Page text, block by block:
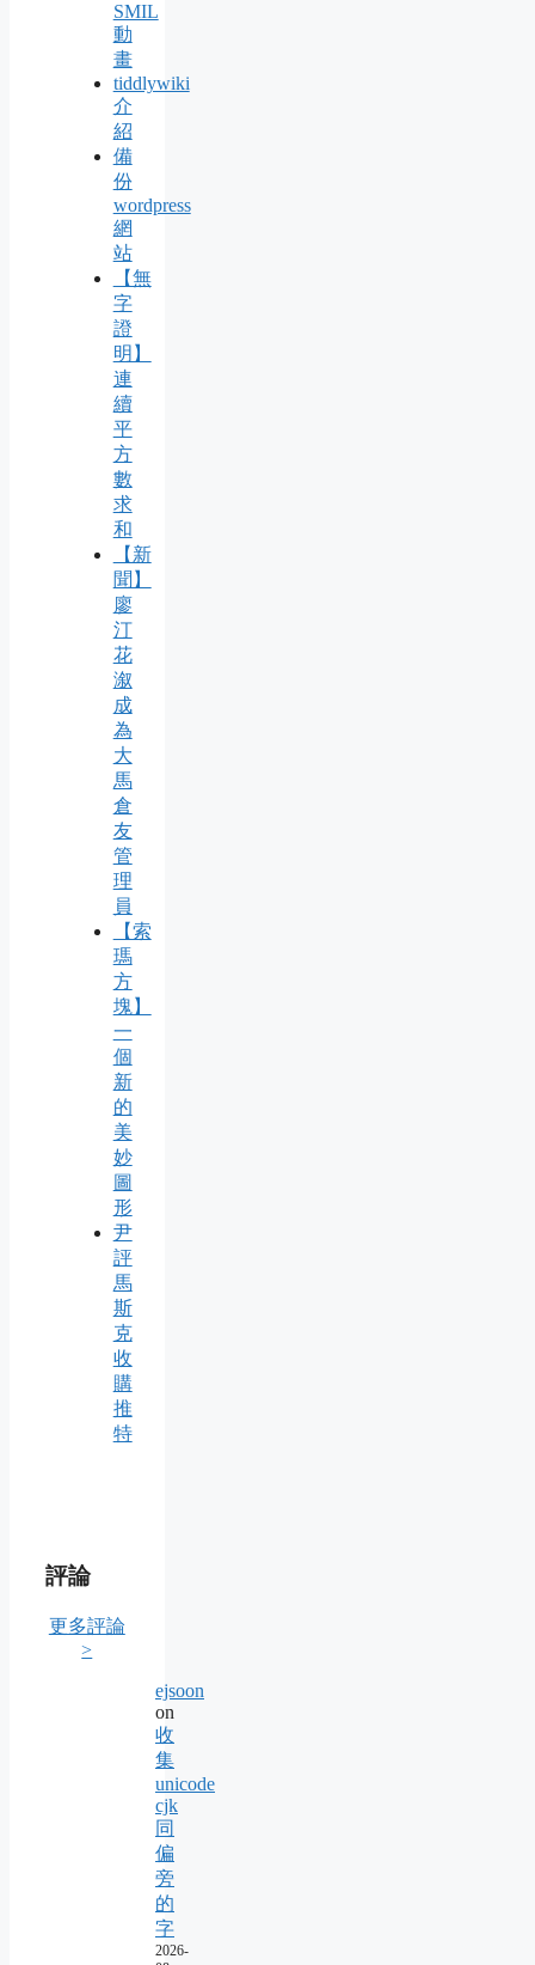
SMIL
動
畫
tiddlywiki
介
紹
備
份
wordpress
網
站
【無
字
證
明】
連
續
平
方
數
求
和
【新
聞】
廖
汀
花
溆
成
為
大
馬
倉
友
管
理
員
【索
瑪
方
塊】
一
個
新
的
美
妙
圖
形
尹
評
馬
斯
克
收
購
推
特
評論
更多評論
>
ejsoon
on
收
集
unicode
cjk
同
偏
旁
的
字
2026-